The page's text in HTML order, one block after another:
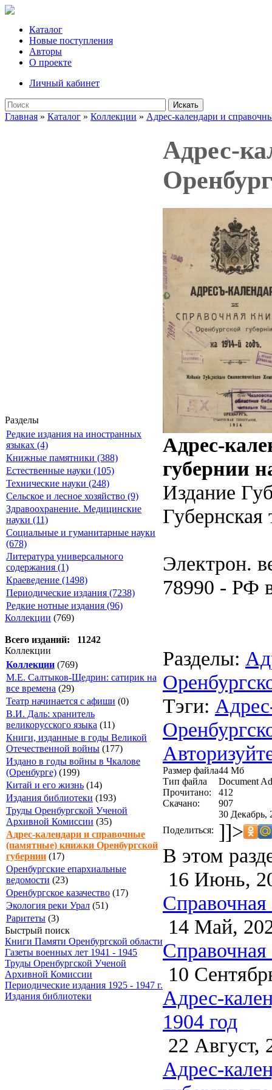
Каталог
Новые поступления
Авторы
О проекте
Личный кабинет
Искать
Главная » Каталог » Коллекции » Адрес-календари и
Разделы
Редкие издания на иностранных
языках (4)
Книжные памятники (388)
Естественные науки (105)
Технические науки (248)
Сельское и лесное хозяйство (9)
Здравоохранение. Медицинские
науки (11)
Социальные и гуманитарные науки
(678)
Литература универсального
содержания (1)
Краеведение (1498)
Периодические издания (7238)
Редкие нотные издания (96)
Коллекции (769)
Всего изданий: 11242
Коллекции
Коллекции (769)
М.Е. Салтыков-Щедрин: сатирик на
все времена (29)
Театр начинается с афиши (0)
В.И. Даль: хранитель
великорусского языка (11)
Книги, изданные в годы Великой
Отечественной войны (177)
Издано в годы войны в Чкалове
(Оренбурге) (199)
Китай и его жизнь (14)
Издания библиотеки (193)
Труды Оренбургской Ученой
Архивной Комиссии (35)
Адрес-календари и справочные
(памятные) книжки Оренбургской
губернии (17)
Оренбургские епархиальные
ведомости (23)
Оренбургское казачество (17)
Экология реки Урал (51)
Раритеты (3)
Быстрый поиск
Книги Памяти Оренбургской области
Газеты военных лет 1941 - 1945
Труды Оренбургской Ученой
Архивной Комиссии
Периодические издания 1925 - 1947 г.
Издания библиотеки
Адрес-
Адрес-
губернии
Издание
Электрон.
78990 - РФ
Разделы:
Тэги:
Размер файла44 Мб
Тип файла
Document
Прочитано:
412
Скачано:
907
30 Декабрь,
Поделиться: ]]>
В этом
16 Июнь,
14 Май,
10
Адрес-
1904 год
22 Август,
Адрес-